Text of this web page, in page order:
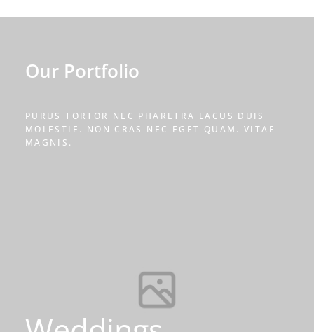
Our Portfolio
PURUS TORTOR NEC PHARETRA LACUS DUIS
MOLESTIE. NON CRAS NEC EGET QUAM. VITAE
MAGNIS.